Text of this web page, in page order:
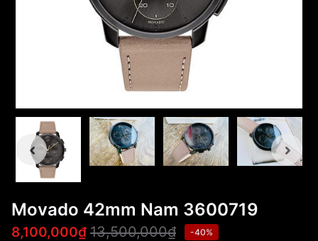
Movado 42mm Nam 3600719
8,100,000₫ 13,500,000₫ -40%